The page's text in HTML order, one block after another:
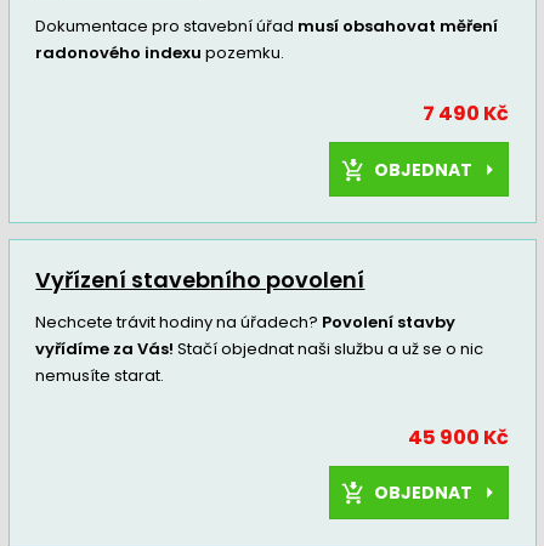
Dokumentace pro stavební úřad musí obsahovat měření
radonového indexu pozemku.
7 490 Kč
OBJEDNAT
Vyřízení stavebního povolení
Nechcete trávit hodiny na úřadech? Povolení stavby
vyřídíme za Vás! Stačí objednat naši službu a už se o nic
nemusíte starat.
45 900 Kč
OBJEDNAT